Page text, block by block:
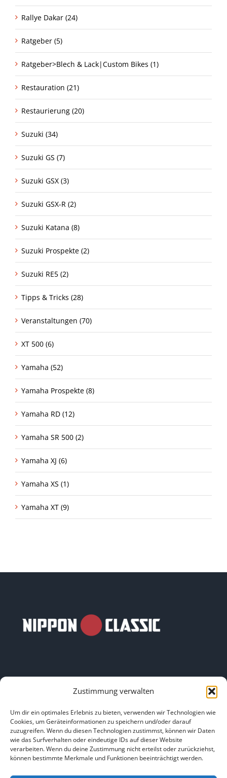
Zustimmung verwalten
Um dir ein optimales Erlebnis zu bieten, verwenden wir Technologien wie
Cookies, um Geräteinformationen zu speichern und/oder darauf
zuzugreifen. Wenn du diesen Technologien zustimmst, können wir Daten
wie das Surfverhalten oder eindeutige IDs auf dieser Website
verarbeiten. Wenn du deine Zustimmung nicht erteilst oder zurückziehst,
können bestimmte Merkmale und Funktionen beeinträchtigt werden.
Rallye Dakar (24)
Ratgeber (5)
Ratgeber>Blech & Lack|Custom Bikes (1)
Restauration (21)
Restaurierung (20)
Suzuki (34)
Suzuki GS (7)
Suzuki GSX (3)
Suzuki GSX-R (2)
Suzuki Katana (8)
Suzuki Prospekte (2)
Suzuki RE5 (2)
Tipps & Tricks (28)
Veranstaltungen (70)
XT 500 (6)
Yamaha (52)
Yamaha Prospekte (8)
Yamaha RD (12)
Yamaha SR 500 (2)
Yamaha XJ (6)
Yamaha XS (1)
Yamaha XT (9)
HOME|ÜBER UNS| IMPRESSUM |DATENSCHUTZ
BILDNACHWEISE